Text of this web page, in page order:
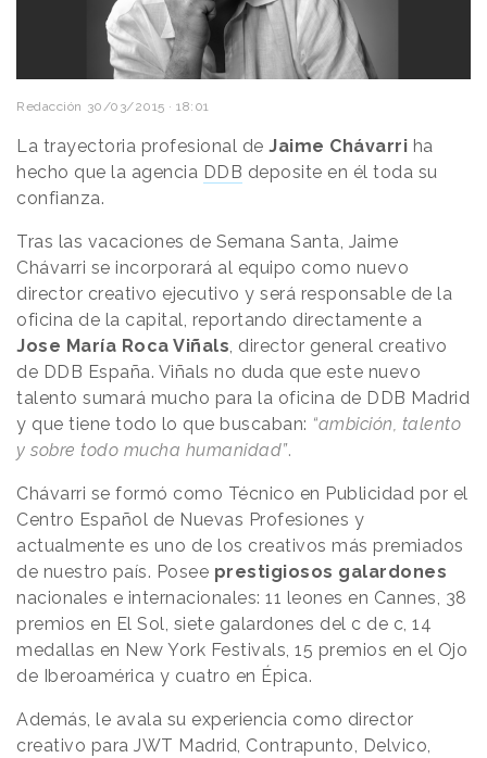
Redacción 30/03/2015 · 18:01
La trayectoria profesional de Jaime Chávarri ha
hecho que la agencia DDB deposite en él toda su
confianza.
Tras las vacaciones de Semana Santa, Jaime
Chávarri se incorporará al equipo como nuevo
director creativo ejecutivo y será responsable de la
oficina de la capital, reportando directamente a
Jose María Roca Viñals, director general creativo
de DDB España. Viñals no duda que este nuevo
talento sumará mucho para la oficina de DDB Madrid
y que tiene todo lo que buscaban: “ambición, talento
y sobre todo mucha humanidad”.
Chávarri se formó como Técnico en Publicidad por el
Centro Español de Nuevas Profesiones y
actualmente es uno de los creativos más premiados
de nuestro país. Posee prestigiosos galardones
nacionales e internacionales: 11 leones en Cannes, 38
premios en El Sol, siete galardones del c de c, 14
medallas en New York Festivals, 15 premios en el Ojo
de Iberoamérica y cuatro en Épica.
Además, le avala su experiencia como director
creativo para JWT Madrid, Contrapunto, Delvico,